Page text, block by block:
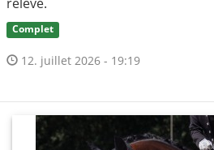
Complet
12. juillet 2026 - 19:19